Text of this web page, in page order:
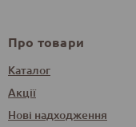
Про товари
Каталог
Акції
Нові надходження